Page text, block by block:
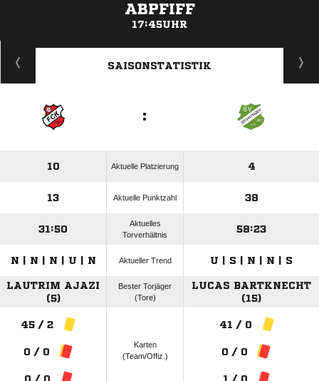
ABPFIFF
17:45UHR
ANZEIGE
SAISONSTATISTIK
:
10 Aktuelle Platzierung 4
13 Aktuelle Punktzahl 38
31:50
Aktuelles
Torverhältnis
58:23
N | N | N | U | N Aktueller Trend U | S | N | N | S
LAUTRIM AJAZI
(5)
Bester Torjäger
(Tore)
LUCAS BARTKNECHT
(15)
45 / 2
0 / 0
0 / 0
Karten
(Team/Offiz.)
41 / 0
0 / 0
1 / 0